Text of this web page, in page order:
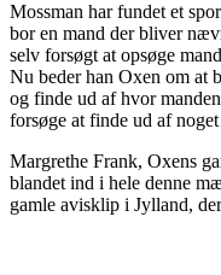
Mossman har fundet et
bor en mand der bliver
selv forsøgt at opsøge
Nu beder han Oxen om at
og finde ud af hvor
forsøge at finde ud af
Margrethe Frank, Oxens
blandet ind i hele denne
gamle avisklip i Jylland,